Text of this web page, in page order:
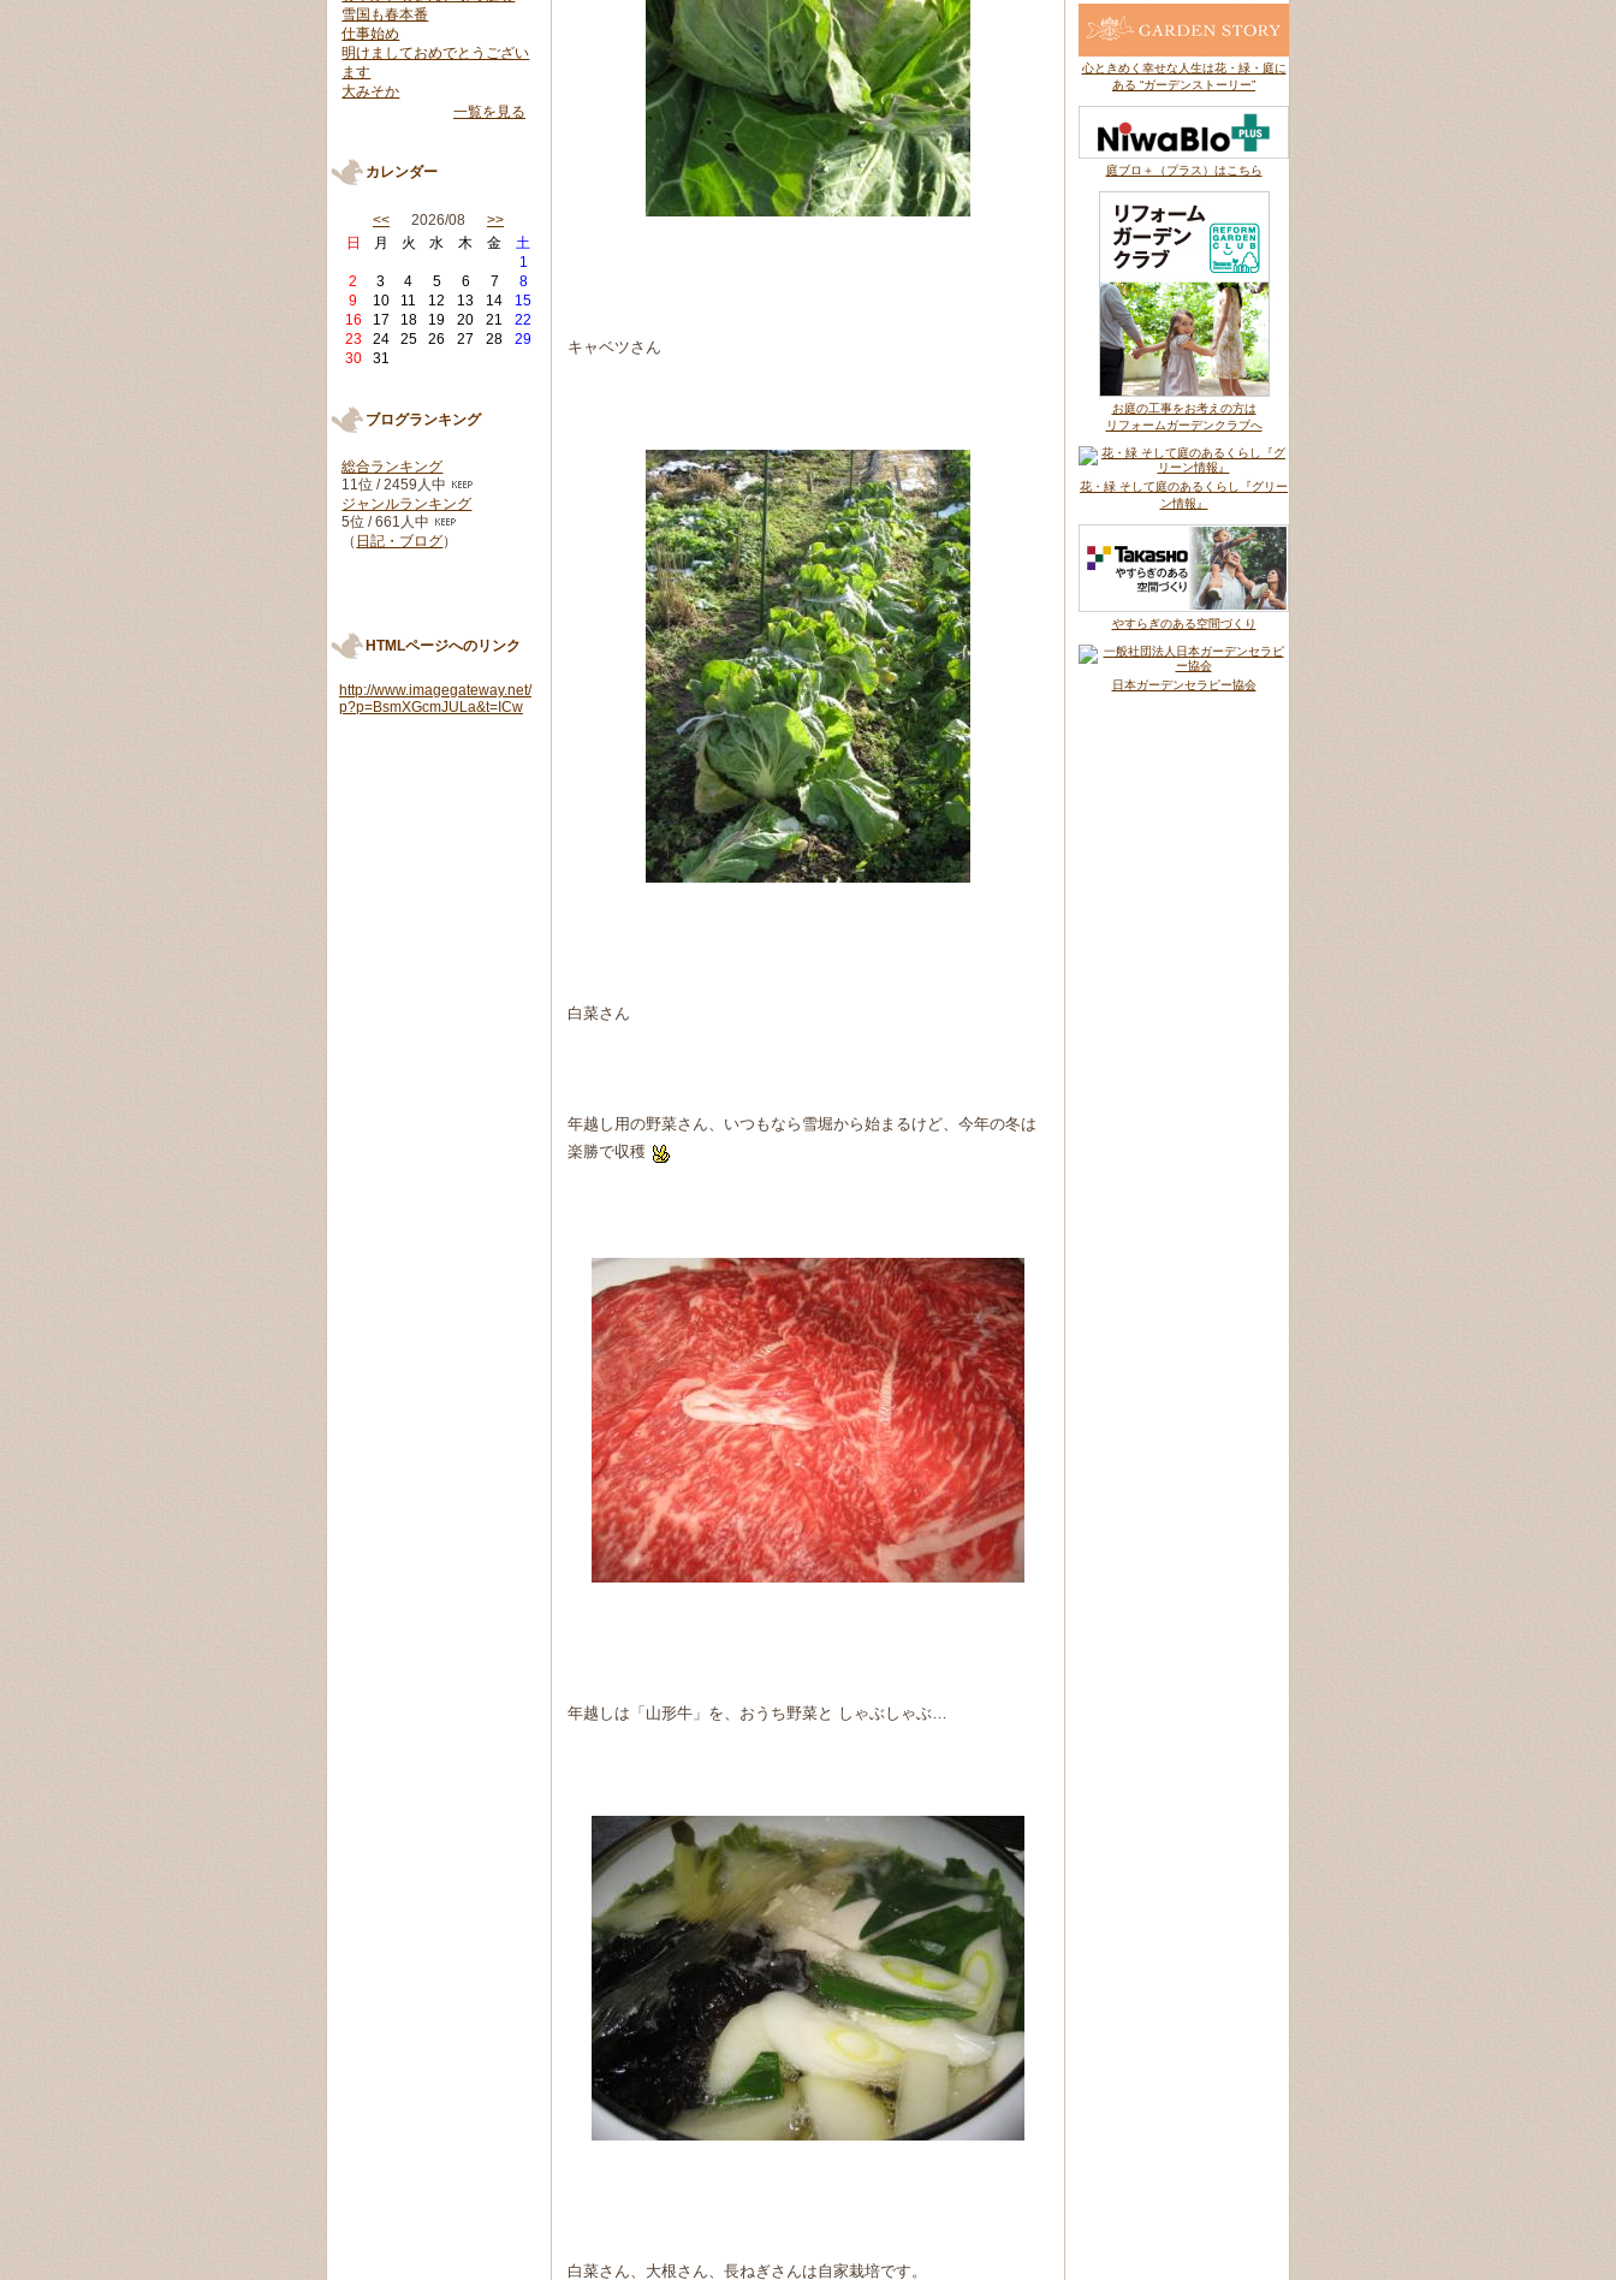
キャベツさん
白菜さん
年越し用の野菜さん、いつもなら雪堀から始まるけど、今年の冬は
楽勝で収穫
年越しは「山形牛」を、おうち野菜と しゃぶしゃぶ…
白菜さん、大根さん、長ねぎさんは自家栽培です。
雪国も春本番
仕事始め
明けましておめでとうござい
ます
大みそか
一覧を見る
カレンダー
<< 2026/08 >>
日
月 火 水 木 金
土
1
2
3 4 5 6 7
8
9
10 11 12 13 14
15
16
17 18 19 20 21
22
23
24 25 26 27 28
29
30
31
ブログランキング
総合ランキング
11位 / 2459人中
ジャンルランキング
5位 / 661人中
（ 日記・ブログ）
HTMLページへのリンク
http://www.imagegateway.net/
p?p=BsmXGcmJULa&t=ICw
心ときめく幸せな人生は花・緑・庭に
ある “ガーデンストーリー”
庭ブロ＋（プラス）はこちら
お庭の工事をお考えの方は
リフォームガーデンクラブへ
花・緑 そして庭のあるくらし『グリー
ン情報』
やすらぎのある空間づくり
日本ガーデンセラピー協会